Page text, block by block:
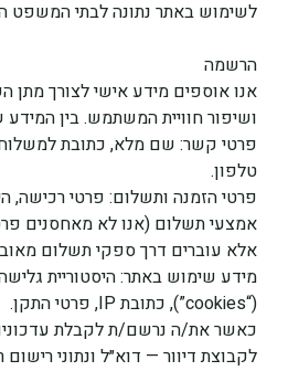
לשימוש באתר נתונה לבתי המשפט
הרשמה
אנו אוספים מידע אישי לצורך מתן
ושיפור חוויית המשתמש. בין
פרטי קשר: שם מלא, כתובת
טלפון.
פרטי הזמנה ותשלום: פרטי רכישה,
אמצעי תשלום (אנו לא מאחסנים
אלא עוברים דרך ספקי תשלום
מידע שימוש באתר: היסטוריית
(“cookies”), כתובת IP, פרטי התקן.
כאשר את/ה נרשם/ת לקבלת
לקבוצת דיוור — דוא״ל ונתוני רישום